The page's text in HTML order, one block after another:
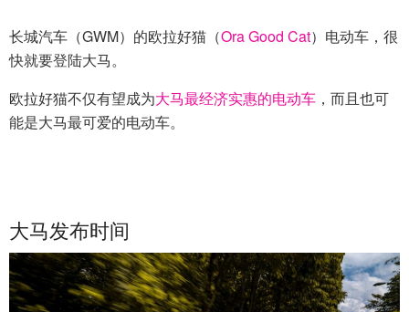
长城汽车（GWM）的欧拉好猫（Ora Good Cat）电动车，很
快就要登陆大马。
欧拉好猫不仅有望成为大马最经济实惠的电动车 ，而且也可
能是大马最可爱的电动车。
大马发布时间